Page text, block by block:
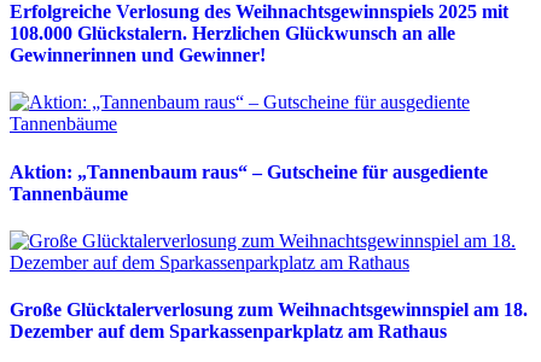
Erfolgreiche Verlosung des Weihnachtsgewinnspiels 2025 mit
108.000 Glückstalern. Herzlichen Glückwunsch an alle
Gewinnerinnen und Gewinner!
Aktion: „Tannenbaum raus“ – Gutscheine für ausgediente
Tannenbäume
Große Glücktalerverlosung zum Weihnachtsgewinnspiel am 18.
Dezember auf dem Sparkassenparkplatz am Rathaus